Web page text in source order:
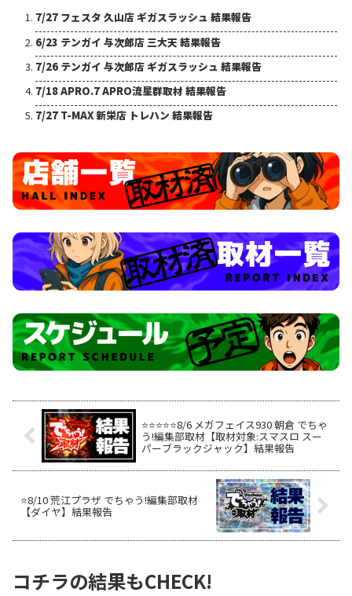
7/27 フェスタ 久山店 ギガスラッシュ 結果報告
6/23 テンガイ 与次郎店 三大天 結果報告
7/26 テンガイ 与次郎店 ギガスラッシュ 結果報告
7/18 APRO.7 APRO流星群取材 結果報告
7/27 T-MAX 新栄店 トレハン 結果報告
⭐️⭐️⭐️⭐️⭐️8/6 メガフェイス930 朝倉 でちゃ
う!編集部取材【取材対象:スマスロ スー
パーブラックジャック】結果報告
⭐️8/10 荒江プラザ でちゃう!編集部取材
【ダイヤ】結果報告
コチラの結果もCHECK!